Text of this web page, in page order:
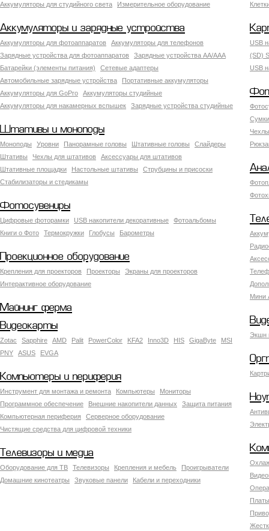
Аккумуляторы для студийного света
Измерительное оборудование
Аккумуляторы и зарядные устройства
Аккумуляторы для фотоаппаратов
Аккумуляторы для телефонов
Зарядные устройства для фотоаппаратов
Зарядные устройства AA/AAA
Батарейки (элементы питания)
Сетевые адаптеры
Автомобильные зарядные устройства
Портативные аккумуляторы
Аккумуляторы для GoPro
Аккумуляторы студийные
Аккумуляторы для накамерных вспышек
Зарядные устройства студийные
USB
(SD)
USB
Штативы и моноподы
Моноподы Уровни Панорамные головы Штативные головы
Слайдеры
Штативы
Чехлы для штативов
Аксессуары для штативов
Штативные площадки
Настольные штативы
Струбцины и присоски
Стабилизаторы и стедикамы
Фотосувениры
Цифровые фоторамки USB накопители декоративные
Фотоальбомы
Книги о Фото
Термокружки Глобусы Барометры
Мини
Проекционное оборудование
Крепления для проекторов Проекторы
Экраны для проекторов
Интерактивное оборудование
Майнинг ферма
Экшн
Видеокарты
Zotac Sapphire AMD Palit PowerColor KFA2 Inno3D HIS GigaByte
MSI
PNY
ASUS EVGA
Компьютеры и периферия
Инструмент для монтажа и ремонта Компьютеры
Мониторы
Программное обеспечение
Внешние накопители данных
Защита питания
Компьютерная периферия
Серверное оборудование
Чистящие средства для цифровой техники
Телевизоры и медиа
Оборудование для ТВ Телевизоры Крепления и мебель
Проигрыватели
Домашние кинотеатры
Звуковые панели Кабели и переходники